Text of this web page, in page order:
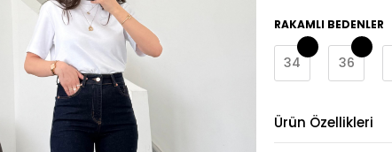
RAKAMLI BEDENLER
34 36
Ürün Özellikleri